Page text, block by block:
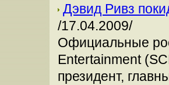
Дэвид Ривз
/17.04.2009/
Официальные
Entertainment
президент,